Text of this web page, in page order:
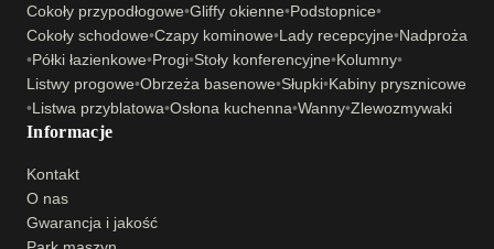
Cokoły przypodłogowe•Gliffy okienne•Podstopnice•
Cokoły schodowe•Czapy kominowe•Lady recepcyjne•Nadproża
•Półki łazienkowe•Progi•Stoły konferencyjne•Kolumny•
Listwy progowe•Obrzeża basenowe•Słupki•Kabiny prysznicowe
•Listwa przyblatowa•Osłona kuchenna•Wanny•Zlewozmywaki
Informacje
Kontakt
O nas
Gwarancja i jakość